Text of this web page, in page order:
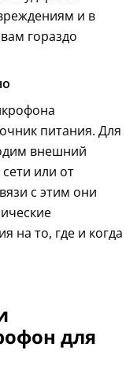
и в
гораздо
питания. Для
внешний
или от
с этим они
на то, где и когда
для